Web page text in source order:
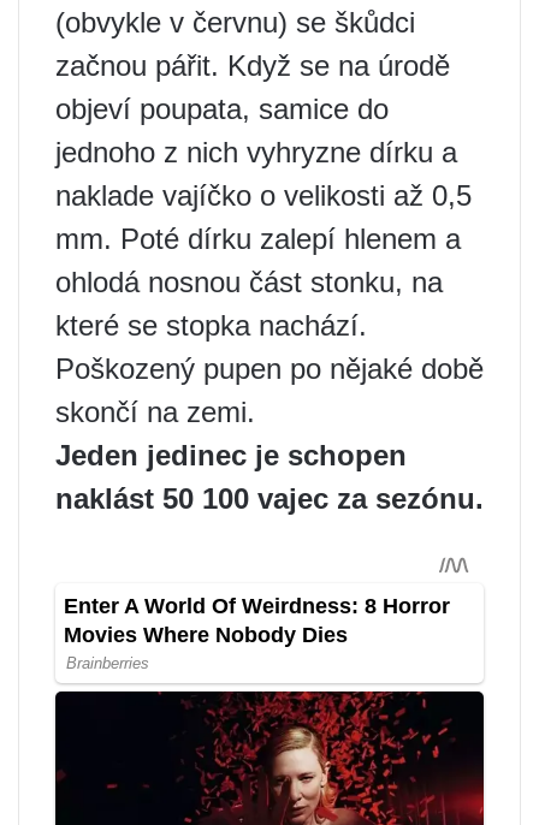
(obvykle v červnu) se škůdci
začnou pářit. Když se na úrodě
objeví poupata, samice do
jednoho z nich vyhryzne dírku a
naklade vajíčko o velikosti až 0,5
mm. Poté dírku zalepí hlenem a
ohlodá nosnou část stonku, na
které se stopka nachází.
Poškozený pupen po nějaké době
skončí na zemi.
Jeden jedinec je schopen
naklást 50 100 vajec za sezónu.